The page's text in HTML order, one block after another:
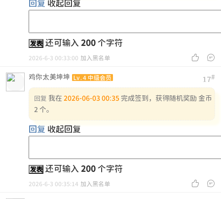
回复 收起回复
发表 还可输入 200 个字符
 
2026-6-3 00:33:00 加入黑名单
17#
鸡你太美坤坤 Lv.4 中级会员
回复 我在 2026-06-03 00:35 完成签到，获得随机奖励 金币
2 个。
回复 收起回复
发表 还可输入 200 个字符
 
2026-6-3 00:35:14 加入黑名单